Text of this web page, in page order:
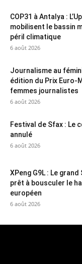
COP31 à Antalya :
mobilisent le bassin
péril climatique
6 août 2026
Journalisme au
édition du Prix Euro-
femmes journalistes
6 août 2026
Festival de Sfax : Le
annulé
6 août 2026
XPeng G9L : Le
prêt à bousculer le
européen
6 août 2026